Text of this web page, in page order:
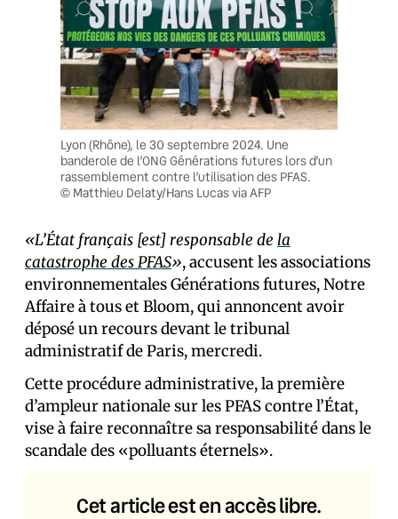
Lyon (Rhône), le 30 septembre 2024. Une
banderole de l’ONG Générations futures lors d’un
rassemblement contre l’utilisation des PFAS.
© Matthieu Delaty/Hans Lucas via AFP
«L’État français [est] responsable de la
catastrophe des PFAS», accusent les associations
environnementales Générations futures, Notre
Affaire à tous et Bloom, qui annoncent avoir
déposé un recours devant le tribunal
administratif de Paris, mercredi.
Cette procédure administrative, la première
d’ampleur nationale sur les PFAS contre l’État,
vise à faire reconnaître sa responsabilité dans le
scandale des «polluants éternels».
Cet article est en accès libre.